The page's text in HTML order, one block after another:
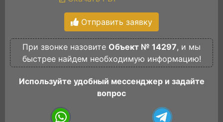
Отправить заявку
При звонке назовите Объект № 14297, и мы
быстрее найдем необходимую информацию!
Используйте удобный мессенджер и задайте
вопрос